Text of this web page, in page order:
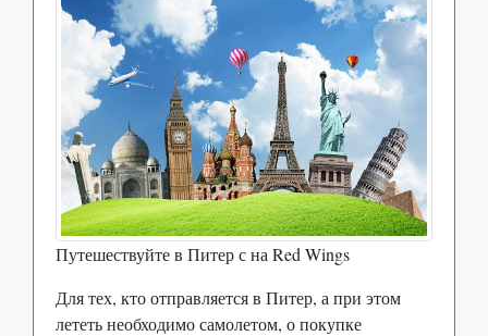
Путешествуйте в Питер с на Red Wings
Для тех, кто отправляется в Питер, а при этом
лететь необходимо самолетом, о покупке